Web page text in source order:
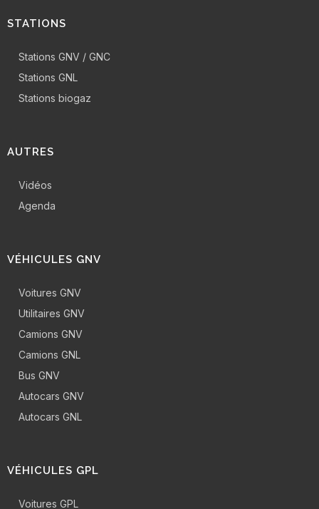
STATIONS
Stations GNV / GNC
Stations GNL
Stations biogaz
AUTRES
Vidéos
Agenda
VÉHICULES GNV
Voitures GNV
Utilitaires GNV
Camions GNV
Camions GNL
Bus GNV
Autocars GNV
Autocars GNL
VÉHICULES GPL
Voitures GPL